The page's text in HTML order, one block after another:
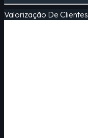
Valorização De Clientes